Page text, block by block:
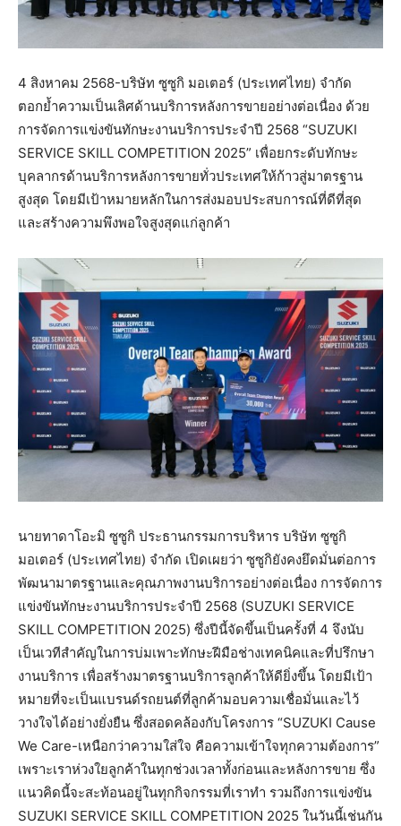
4 สิงหาคม 2568-บริษัท ซูซูกิ มอเตอร์ (ประเทศไทย) จำกัด
ตอกย้ำความเป็นเลิศด้านบริการหลังการขายอย่างต่อเนื่อง ด้วย
การจัดการแข่งขันทักษะงานบริการประจำปี 2568 “SUZUKI
SERVICE SKILL COMPETITION 2025” เพื่อยกระดับทักษะ
บุคลากรด้านบริการหลังการขายทั่วประเทศให้ก้าวสู่มาตรฐาน
สูงสุด โดยมีเป้าหมายหลักในการส่งมอบประสบการณ์ที่ดีที่สุด
และสร้างความพึงพอใจสูงสุดแก่ลูกค้า
นายทาดาโอะมิ ซูซูกิ ประธานกรรมการบริหาร บริษัท ซูซูกิ
มอเตอร์ (ประเทศไทย) จำกัด เปิดเผยว่า ซูซูกิยังคงยึดมั่นต่อการ
พัฒนามาตรฐานและคุณภาพงานบริการอย่างต่อเนื่อง การจัดการ
แข่งขันทักษะงานบริการประจำปี 2568 (SUZUKI SERVICE
SKILL COMPETITION 2025) ซึ่งปีนี้จัดขึ้นเป็นครั้งที่ 4 จึงนับ
เป็นเวทีสำคัญในการบ่มเพาะทักษะฝีมือช่างเทคนิคและที่ปรึกษา
งานบริการ เพื่อสร้างมาตรฐานบริการลูกค้าให้ดียิ่งขึ้น โดยมีเป้า
หมายที่จะเป็นแบรนด์รถยนต์ที่ลูกค้ามอบความเชื่อมั่นและไว้
วางใจได้อย่างยั่งยืน ซึ่งสอดคล้องกับโครงการ “SUZUKI Cause
We Care-เหนือกว่าความใส่ใจ คือความเข้าใจทุกความต้องการ”
เพราะเราห่วงใยลูกค้าในทุกช่วงเวลาทั้งก่อนและหลังการขาย ซึ่ง
แนวคิดนี้จะสะท้อนอยู่ในทุกกิจกรรมที่เราทำ รวมถึงการแข่งขัน
SUZUKI SERVICE SKILL COMPETITION 2025 ในวันนี้เช่นกัน